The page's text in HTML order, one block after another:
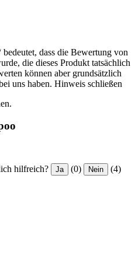
dass die Bewertung von
die dieses Produkt tatsächlich
können aber grundsätzlich
uns haben. Hinweis schließen
hilfreich? Ja (0) Nein (4)